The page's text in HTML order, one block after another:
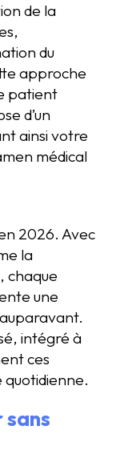
de la
du
approche
patient
d’un
ainsi votre
médical
2026. Avec
la
chaque
une
intégré à
ces